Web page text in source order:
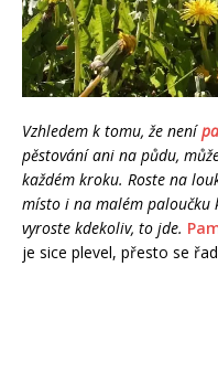
Vzhledem k tomu, že není
pěstování ani na půdu,
každém kroku. Roste na
místo i na malém paloučku
vyroste kdekoliv, to jde.
je sice plevel, přesto se